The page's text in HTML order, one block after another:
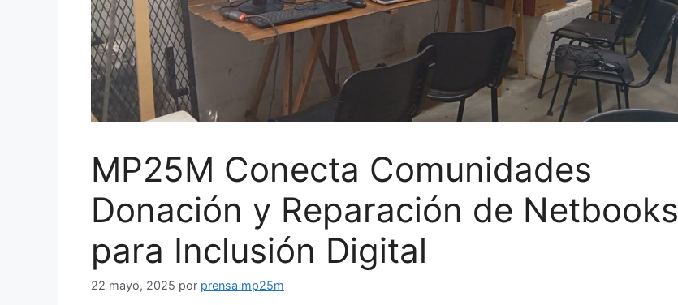
MP25M Conecta Comunidades
Donación y Reparación de Netbooks
para Inclusión Digital
22 mayo, 2025 por prensa mp25m